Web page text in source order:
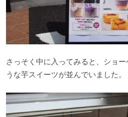
さっそく中に入ってみると、ショ
うな芋スイーツが並んでいました。